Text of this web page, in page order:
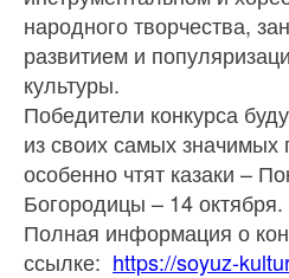
народного творчества,
развитием и
культуры.
Победители конкурса
из своих самых значимых
особенно чтят казаки –
Богородицы – 14 октября.
Полная информация о
ссылке: https://soyuz-